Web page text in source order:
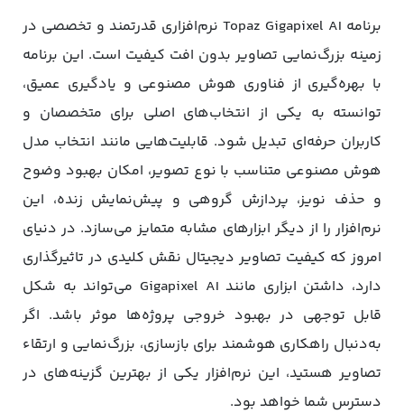
برنامه Topaz Gigapixel AI نرم‌افزاری قدرتمند و تخصصی در
زمینه بزرگ‌نمایی تصاویر بدون افت کیفیت است. این برنامه
با بهره‌گیری از فناوری هوش مصنوعی و یادگیری عمیق،
توانسته به یکی از انتخاب‌های اصلی برای متخصصان و
کاربران حرفه‌ای تبدیل شود. قابلیت‌هایی مانند انتخاب مدل
هوش مصنوعی متناسب با نوع تصویر، امکان بهبود وضوح
و حذف نویز، پردازش گروهی و پیش‌نمایش زنده، این
نرم‌افزار را از دیگر ابزارهای مشابه متمایز می‌سازد. در دنیای
امروز که کیفیت تصاویر دیجیتال نقش کلیدی در تاثیرگذاری
دارد، داشتن ابزاری مانند Gigapixel AI می‌تواند به شکل
قابل توجهی در بهبود خروجی پروژه‌ها موثر باشد. اگر
به‌دنبال راهکاری هوشمند برای بازسازی، بزرگ‌نمایی و ارتقاء
تصاویر هستید، این نرم‌افزار یکی از بهترین گزینه‌های در
دسترس شما خواهد بود.